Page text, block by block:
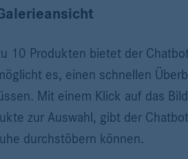
10 Produkten bietet der
es, einen schnellen
Mit einem Klick auf das
zur Auswahl, gibt der
durchstöbern können.